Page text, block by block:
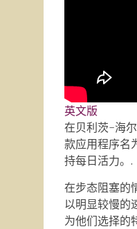
英文版
在贝利茨-海
款应用程序名
持每日活力。.
在步态阻塞
以明显较慢的
为他们选择的